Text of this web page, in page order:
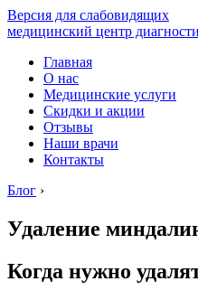
Версия для слабовидящих
медицинский центр
Главная
О нас
Медицинские услуги
Скидки и акции
Отзывы
Наши врачи
Контакты
Блог ›
Удаление
Когда нужно